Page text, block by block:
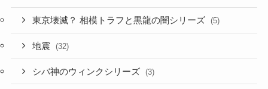
東京壊滅？ 相模トラフと黒龍の闇シリーズ (5)
地震 (32)
シバ神のウィンクシリーズ (3)